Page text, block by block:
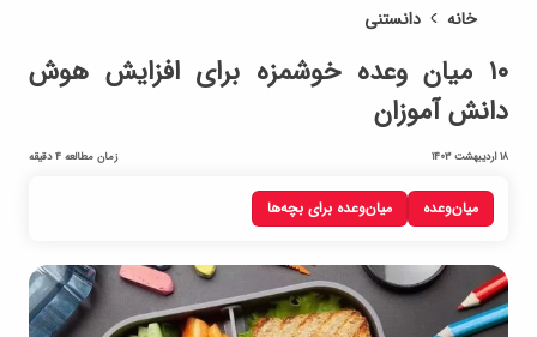
خانه دانستنی
میان‌وعده میان‌وعده برای بچه‌ها
۱۰ میان وعده خوشمزه برای افزایش هوش
دانش آموزان
18 اردیبهشت 1403 زمان مطالعه 4 دقیقه